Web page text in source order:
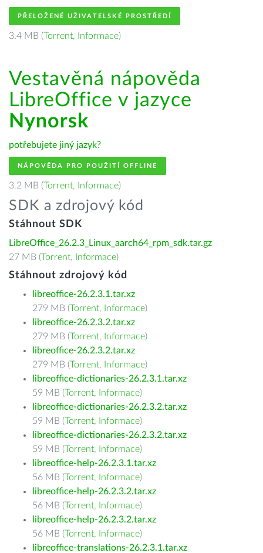
PŘELOŽENÉ UŽIVATELSKÉ PROSTŘEDÍ
3.4 MB (Torrent, Informace)
Vestavěná nápověda
LibreOffice v jazyce
Nynorsk
potřebujete jiný jazyk?
NÁPOVĚDA PRO POUŽITÍ OFFLINE
3.2 MB (Torrent, Informace)
SDK a zdrojový kód
Stáhnout SDK
LibreOffice_26.2.3_Linux_aarch64_rpm_sdk.tar.gz
27 MB (Torrent, Informace)
Stáhnout zdrojový kód
libreoffice-26.2.3.1.tar.xz
279 MB (Torrent, Informace)
libreoffice-26.2.3.2.tar.xz
279 MB (Torrent, Informace)
libreoffice-26.2.3.2.tar.xz
279 MB (Torrent, Informace)
libreoffice-dictionaries-26.2.3.1.tar.xz
59 MB (Torrent, Informace)
libreoffice-dictionaries-26.2.3.2.tar.xz
59 MB (Torrent, Informace)
libreoffice-dictionaries-26.2.3.2.tar.xz
59 MB (Torrent, Informace)
libreoffice-help-26.2.3.1.tar.xz
56 MB (Torrent, Informace)
libreoffice-help-26.2.3.2.tar.xz
56 MB (Torrent, Informace)
libreoffice-help-26.2.3.2.tar.xz
56 MB (Torrent, Informace)
libreoffice-translations-26.2.3.1.tar.xz